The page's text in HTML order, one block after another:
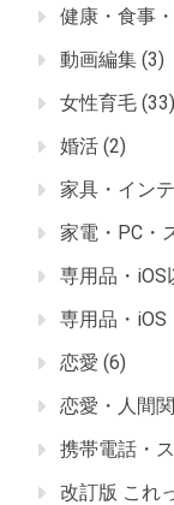
健康・食事
動画編集 (3)
女性育毛 (33)
婚活 (2)
家具・イン
家電・PC・
専用品・iOS
専用品・iOS
恋愛 (6)
恋愛・人間
携帯電話・
改訂版 これ